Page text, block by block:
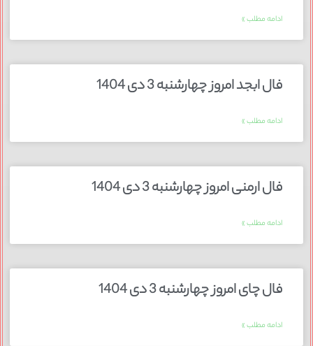
ادامه مطلب »
فال ابجد امروز چهارشنبه 3 دی 1404
ادامه مطلب »
فال ارمنی امروز چهارشنبه 3 دی 1404
ادامه مطلب »
فال چای امروز چهارشنبه 3 دی 1404
ادامه مطلب »